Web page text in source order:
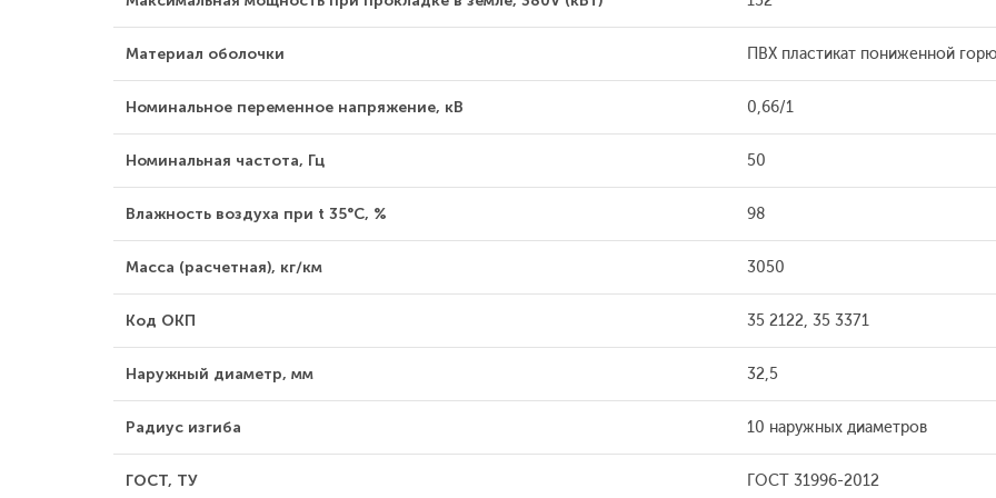
Материал оболочки ПВХ пластикат пониженной
Номинальное переменное напряжение, кВ 0,66/1
Номинальная частота, Гц 50
Влажность воздуха при t 35°С, % 98
Масса (расчетная), кг/км 3050
Код ОКП 35 2122, 35 3371
Наружный диаметр, мм 32,5
Радиус изгиба 10 наружных диаметров
ГОСТ, ТУ ГОСТ 31996-2012